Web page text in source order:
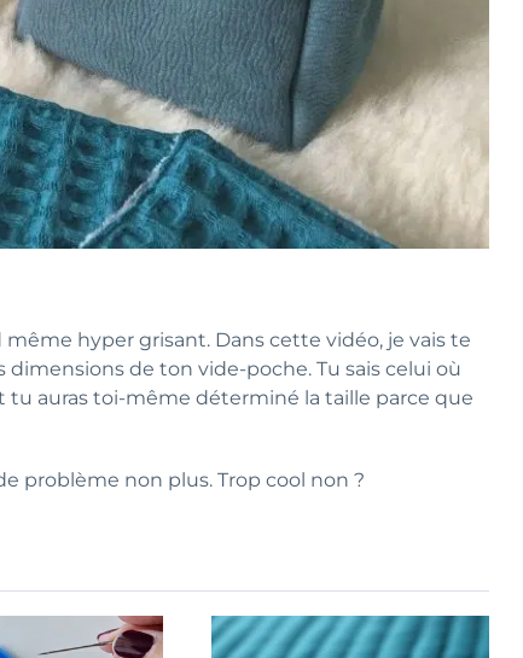
hyper grisant. Dans cette vidéo, je vais te
de ton vide-poche. Tu sais celui où
auras toi-même déterminé la taille parce que
problème non plus. Trop cool non ?